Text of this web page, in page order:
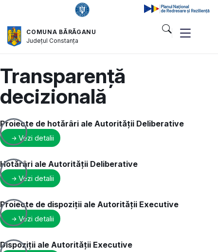
COMUNA BĂRĂGANU
JudețulConstanța
Transparență
decizională
Proiecte de hotărâri ale Autorității Deliberative
Vezi detalii
Hotărâri ale Autorității Deliberative
Vezi detalii
Proiecte de dispoziții ale Autorității Executive
Vezi detalii
Dispoziții ale Autorității Executive